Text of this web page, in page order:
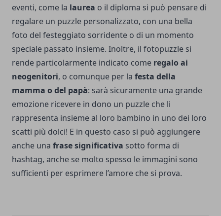
eventi, come la laurea o il diploma si può pensare di
regalare un puzzle personalizzato, con una bella
foto del festeggiato sorridente o di un momento
speciale passato insieme. Inoltre, il fotopuzzle si
rende particolarmente indicato come regalo ai
neogenitori, o comunque per la festa della
mamma o del papà: sarà sicuramente una grande
emozione ricevere in dono un puzzle che li
rappresenta insieme al loro bambino in uno dei loro
scatti più dolci! E in questo caso si può aggiungere
anche una frase significativa sotto forma di
hashtag, anche se molto spesso le immagini sono
sufficienti per esprimere l’amore che si prova.